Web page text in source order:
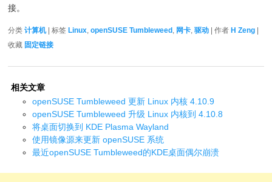
接。
分类计算机| 标签 Linux,openSUSE Tumbleweed , 网卡,驱动 | 作者 H Zeng
收藏 固定链接
相关文章
openSUSE Tumbleweed 更新 Linux 内核 4.10.9
openSUSE Tumbleweed 升级 Linux 内核到 4.10.8
将桌面切换到 KDE Plasma Wayland
使用镜像源来更新 openSUSE 系统
最近openSUSE Tumbleweed的KDE桌面偶尔崩溃